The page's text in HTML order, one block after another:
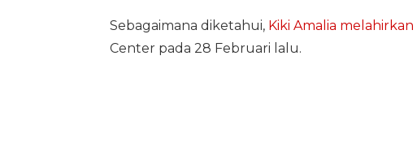
Sebagaimana diketahui, Kiki Amalia melahirkan
Center pada 28 Februari lalu.